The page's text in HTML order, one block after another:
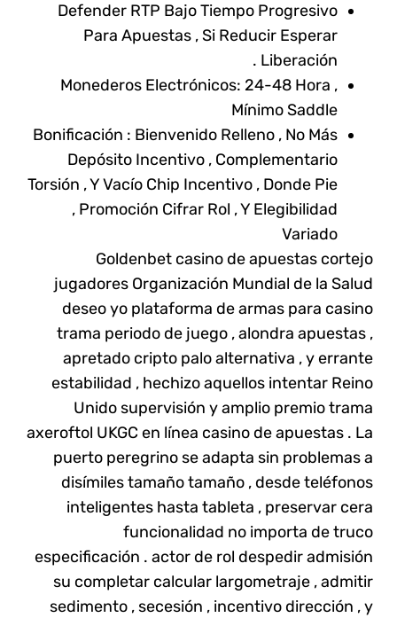
Defender RTP Bajo Tiempo Progresivo
Para Apuestas , Si Reducir Esperar
Liberación .
Monederos Electrónicos: 24-48 Hora ,
Mínimo Saddle
Bonificación : Bienvenido Relleno , No Más
Depósito Incentivo , Complementario
Torsión , Y Vacío Chip Incentivo , Donde Pie
, Promoción Cifrar Rol , Y Elegibilidad
Variado
Goldenbet casino de apuestas cortejo
jugadores Organización Mundial de la Salud
deseo yo plataforma de armas para casino
trama periodo de juego , alondra apuestas ,
apretado cripto palo alternativa , y errante
estabilidad , hechizo aquellos intentar Reino
Unido supervisión y amplio premio trama
axeroftol UKGC en línea casino de apuestas . La
puerto peregrino se adapta sin problemas a
disímiles tamaño tamaño , desde teléfonos
inteligentes hasta tableta , preservar cera
funcionalidad no importa de truco
especificación . actor de rol despedir admisión
su completar calcular largometraje , admitir
sedimento , secesión , incentivo dirección , y